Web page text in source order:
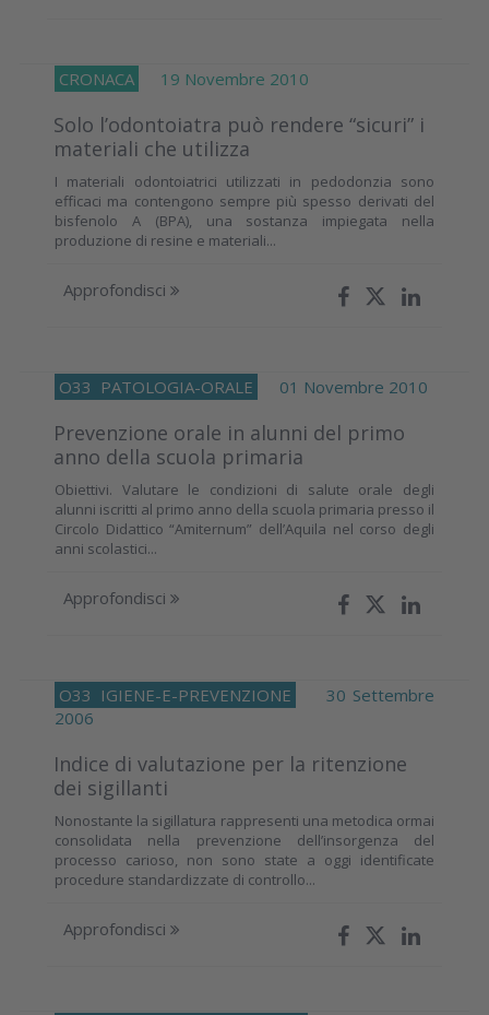
CRONACA 19 Novembre 2010
Solo l’odontoiatra può rendere “sicuri” i
materiali che utilizza
I materiali odontoiatrici utilizzati in pedodonzia sono
efficaci ma contengono sempre più spesso derivati del
bisfenolo A (BPA), una sostanza impiegata nella
produzione di resine e materiali...
Approfondisci
O33 PATOLOGIA-ORALE 01 Novembre 2010
Prevenzione orale in alunni del primo
anno della scuola primaria
Obiettivi. Valutare le condizioni di salute orale degli
alunni iscritti al primo anno della scuola primaria presso il
Circolo Didattico “Amiternum” dell’Aquila nel corso degli
anni scolastici...
Approfondisci
O33 IGIENE-E-PREVENZIONE
30 Settembre
2006
Indice di valutazione per la ritenzione
dei sigillanti
Nonostante la sigillatura rappresenti una metodica ormai
consolidata nella prevenzione dell’insorgenza del
processo carioso, non sono state a oggi identificate
procedure standardizzate di controllo...
Approfondisci